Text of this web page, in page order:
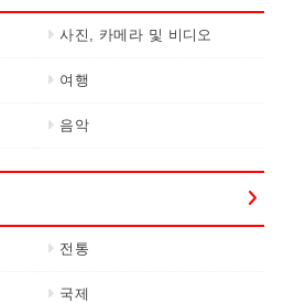
사진, 카메라 및 비디오
여행
음악
전통
국제